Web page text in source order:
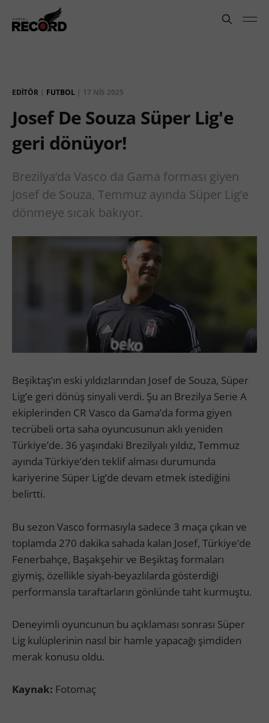
EDITÖR | FUTBOL | 17 NIS 2025
Josef De Souza Süper Lig'e
geri dönüyor!
Brezilya’da Vasco da Gama forması giyen
Josef de Souza, Temmuz ayında Süper Lig’e
dönmeye sıcak bakıyor.
Beşiktaş’ın eski yıldızlarından Josef de Souza, Süper
Lig’e geri dönüş sinyali verdi. Şu an Brezilya Serie A
ekiplerinden CR Vasco da Gama’da forma giyen
tecrübeli orta saha oyuncusunun aklı yeniden
Türkiye’de. 36 yaşındaki Brezilyalı yıldız, Temmuz
ayında Türkiye’den teklif alması durumunda
kariyerine Süper Lig’de devam etmek istediğini
belirtti.
Bu sezon Vasco formasıyla sadece 3 maça çıkan ve
toplamda 270 dakika sahada kalan Josef, Türkiye’de
Fenerbahçe, Başakşehir ve Beşiktaş formaları
giymiş, özellikle siyah-beyazlılarda gösterdiği
performansla taraftarların gönlünde taht kurmuştu.
Deneyimli oyuncunun bu açıklaması sonrası Süper
Lig kulüplerinin nasıl bir hamle yapacağı şimdiden
merak konusu oldu.
Kaynak: Fotomaç